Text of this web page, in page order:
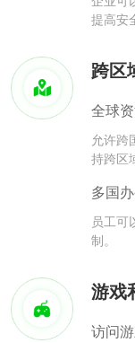
提高安
跨区
全球
允许跨
持跨区
多国
员工可
制。
游戏
访问